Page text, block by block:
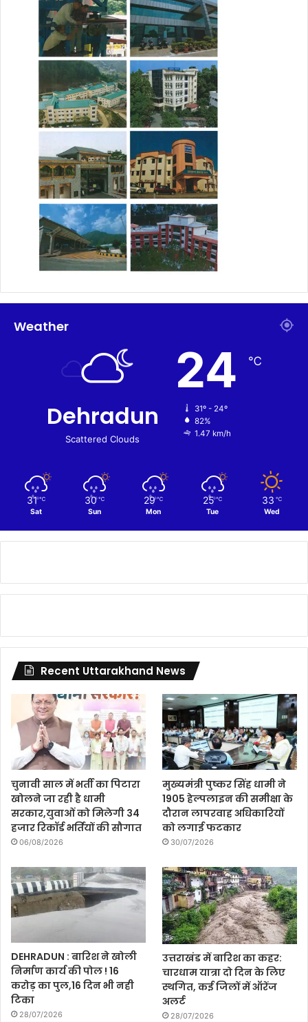
Weather
Dehradun
Scattered Clouds
24 ℃
31º - 24º
82%
1.47 km/h
31 ℃
Sat
30 ℃
Sun
29 ℃
Mon
25 ℃
Tue
33 ℃
Wed
Recent Uttarakhand News
चुनावी साल में भर्ती का पिटारा
खोलने जा रही है धामी
सरकार,युवाओं को मिलेगी 34
हजार रिकॉर्ड भर्तियों की सौगात
06/08/2026
मुख्यमंत्री पुष्कर सिंह धामी ने
1905 हेल्पलाइन की समीक्षा के
दौरान लापरवाह अधिकारियों
को लगाई फटकार
30/07/2026
DEHRADUN : बारिश ने खोली
निर्माण कार्य की पोल ! 16
करोड़ का पुल,16 दिन भी नही
टिका
28/07/2026
उत्तराखंड में बारिश का कहर:
चारधाम यात्रा दो दिन के लिए
स्थगित, कई जिलों में ऑरेंज
अलर्ट
28/07/2026